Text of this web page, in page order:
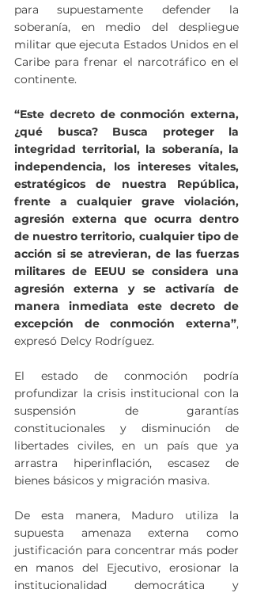
para supuestamente defender la
soberanía, en medio del despliegue
militar que ejecuta Estados Unidos en el
Caribe para frenar el narcotráfico en el
continente.
“Este decreto de conmoción externa,
¿qué busca? Busca proteger la
integridad territorial, la soberanía, la
independencia, los intereses vitales,
estratégicos de nuestra República,
frente a cualquier grave violación,
agresión externa que ocurra dentro
de nuestro territorio, cualquier tipo de
acción si se atrevieran, de las fuerzas
militares de EEUU se considera una
agresión externa y se activaría de
manera inmediata este decreto de
excepción de conmoción externa”,
expresó Delcy Rodríguez.
El estado de conmoción podría
profundizar la crisis institucional con la
suspensión de garantías
constitucionales y disminución de
libertades civiles, en un país que ya
arrastra hiperinflación, escasez de
bienes básicos y migración masiva.
De esta manera, Maduro utiliza la
supuesta amenaza externa como
justificación para concentrar más poder
en manos del Ejecutivo, erosionar la
institucionalidad democrática y